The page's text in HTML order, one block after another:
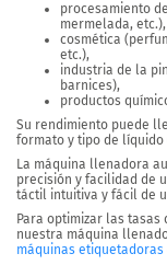
procesamiento
mermelada, etc.),
cosmética
etc.),
industria de la
barnices),
productos
Su rendimiento puede
formato y tipo de líquido
La máquina llenadora
precisión y facilidad de
táctil intuitiva y fácil de
Para optimizar las
nuestra máquina
máquinas etiquetadoras